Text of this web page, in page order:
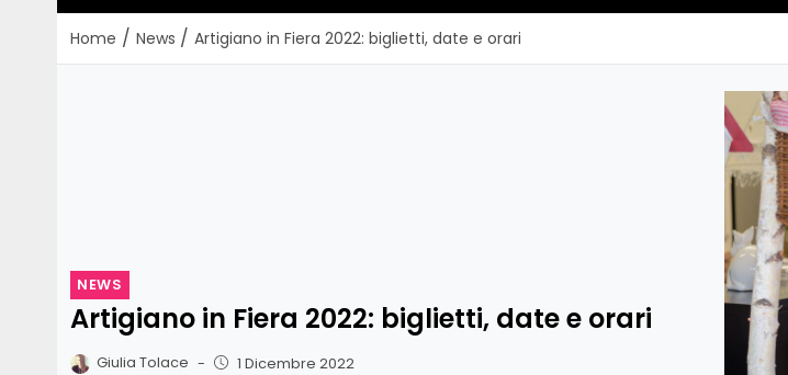
Home / News / Artigiano in Fiera 2022: biglietti, date e orari
NEWS
Artigiano in Fiera 2022: biglietti, date e orari
Giulia Tolace - 1 Dicembre 2022